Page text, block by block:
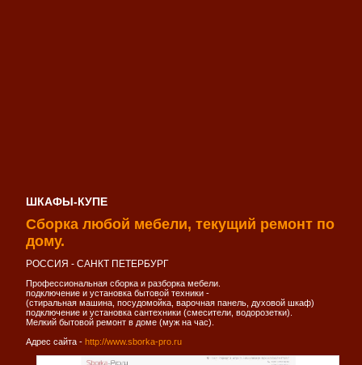
ШКАФЫ-КУПЕ
Сборка любой мебели, текущий ремонт по
дому.
РОССИЯ - САНКТ ПЕТЕРБУРГ
Профессиональная сборка и разборка мебели.
подключение и установка бытовой техники -
(стиральная машина, посудомойка, варочная панель, духовой шкаф)
подключение и установка сантехники (смесители, водорозетки).
Мелкий бытовой ремонт в доме (муж на час).
Адрес сайта - http://www.sborka-pro.ru